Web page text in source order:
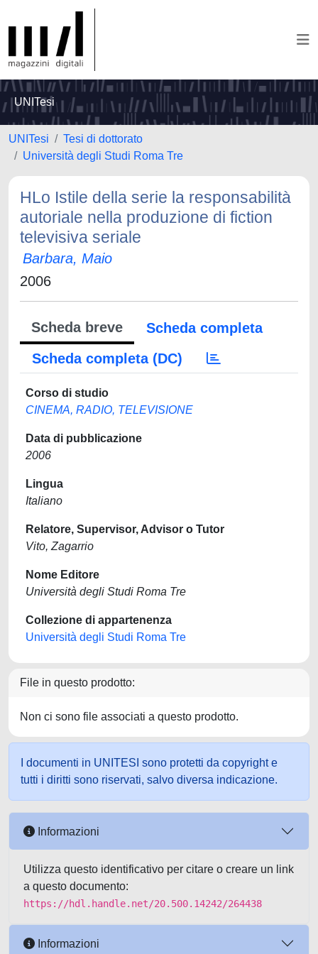
UNITesi
UNITesi
Tesi di dottorato
Università degli Studi Roma Tre
HLo Istile della serie la responsabilità
autoriale nella produzione di fiction
televisiva seriale
Barbara, Maio
2006
Scheda breve
Scheda completa
Scheda completa (DC)
Corso di studio
CINEMA, RADIO, TELEVISIONE
Data di pubblicazione
2006
Lingua
Italiano
Relatore, Supervisor, Advisor o Tutor
Vito, Zagarrio
Nome Editore
Università degli Studi Roma Tre
Collezione di appartenenza
Università degli Studi Roma Tre
File in questo prodotto:
Non ci sono file associati a questo prodotto.
I documenti in UNITESI sono protetti da copyright e
tutti i diritti sono riservati, salvo diversa indicazione.
Informazioni
Utilizza questo identificativo per citare o creare un link
a questo documento:
https://hdl.handle.net/20.500.14242/264438
Informazioni